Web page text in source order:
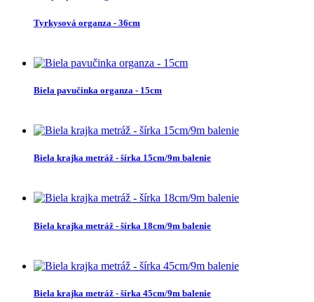
Tyrkysová organza - 36cm
Biela pavučinka organza - 15cm
Biela krajka metráž - šírka 15cm/9m balenie
Biela krajka metráž - šírka 18cm/9m balenie
Biela krajka metráž - šírka 45cm/9m balenie